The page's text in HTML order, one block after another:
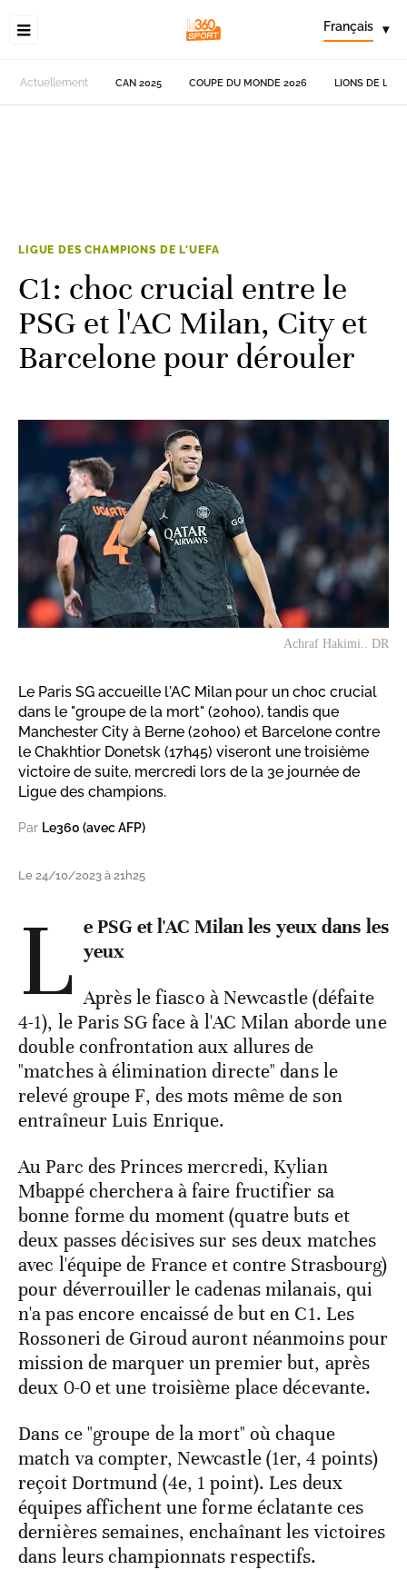
Français ▾
Actuellement CAN 2025 COUPE DU MONDE 2026 LIONS DE
LIGUE DES CHAMPIONS DE L'UEFA
C1: choc crucial entre le
PSG et l'AC Milan, City et
Barcelone pour dérouler
Achraf Hakimi.. DR
Le Paris SG accueille l'AC Milan pour un choc crucial
dans le "groupe de la mort" (20h00), tandis que
Manchester City à Berne (20h00) et Barcelone contre
le Chakhtior Donetsk (17h45) viseront une troisième
victoire de suite, mercredi lors de la 3e journée de
Ligue des champions.
Par Le360 (avec AFP)
Le 24/10/2023 à 21h25
L e PSG et l'AC Milan les yeux dans les
yeux
Après le fiasco à Newcastle (défaite
4-1), le Paris SG face à l'AC Milan aborde une
double confrontation aux allures de
"matches à élimination directe" dans le
relevé groupe F, des mots même de son
entraîneur Luis Enrique.
Au Parc des Princes mercredi, Kylian
Mbappé cherchera à faire fructifier sa
bonne forme du moment (quatre buts et
deux passes décisives sur ses deux matches
avec l'équipe de France et contre Strasbourg)
pour déverrouiller le cadenas milanais, qui
n'a pas encore encaissé de but en C1. Les
Rossoneri de Giroud auront néanmoins pour
mission de marquer un premier but, après
deux 0-0 et une troisième place décevante.
Dans ce "groupe de la mort" où chaque
match va compter, Newcastle (1er, 4 points)
reçoit Dortmund (4e, 1 point). Les deux
équipes affichent une forme éclatante ces
dernières semaines, enchaînant les victoires
dans leurs championnats respectifs.